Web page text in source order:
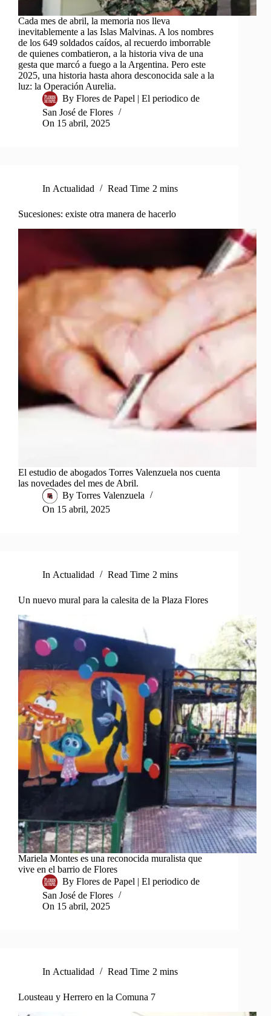
Cada mes de abril, la memoria nos lleva
inevitablemente a las Islas Malvinas. A los nombres
de los 649 soldados caídos, al recuerdo imborrable
de quienes combatieron, a la historia viva de una
gesta que marcó a fuego a la Argentina. Pero este
2025, una historia hasta ahora desconocida sale a la
luz: la Operación Aurelia.
By Flores de Papel | El periodico de
San José de Flores
On 15 abril, 2025
In Actualidad Read Time 2 mins
Sucesiones: existe otra manera de hacerlo
El estudio de abogados Torres Valenzuela nos cuenta
las novedades del mes de Abril.
By Torres Valenzuela
On 15 abril, 2025
In Actualidad Read Time 2 mins
Un nuevo mural para la calesita de la Plaza Flores
Mariela Montes es una reconocida muralista que
vive en el barrio de Flores
By Flores de Papel | El periodico de
San José de Flores
On 15 abril, 2025
In Actualidad Read Time 2 mins
Lousteau y Herrero en la Comuna 7